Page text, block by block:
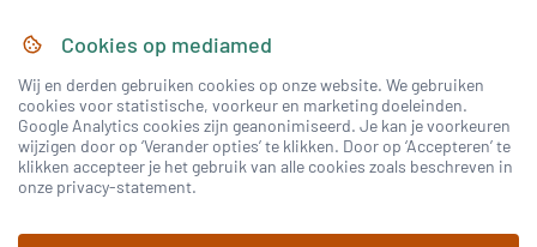
Home
Nascholing Nieuws & Artikelen
Congressen
Cookies op mediamed
Wij en derden gebruiken cookies op onze website. We gebruiken
cookies voor statistische, voorkeur en marketing doeleinden.
Google Analytics cookies zijn geanonimiseerd. Je kan je voorkeuren
wijzigen door op ‘Verander opties’ te klikken. Door op ‘Accepteren’ te
klikken accepteer je het gebruik van alle cookies zoals beschreven in
onze privacy-statement.